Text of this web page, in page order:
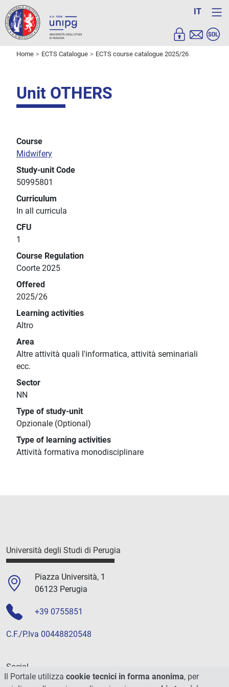
IT
Home ECTS Catalogue ECTS course catalogue 2025/26
Unit OTHERS
Course
Midwifery
Study-unit Code
50995801
Curriculum
In all curricula
CFU
1
Course Regulation
Coorte 2025
Offered
2025/26
Learning activities
Altro
Area
Altre attività quali l'informatica, attività seminariali
ecc.
Sector
NN
Type of study-unit
Opzionale (Optional)
Type of learning activities
Attività formativa monodisciplinare
Università degli Studi di Perugia
Piazza Università, 1
06123 Perugia
+39 0755851
C.F./P.Iva 00448820548
Social
Il Portale utilizza cookie tecnici in forma anonima, per